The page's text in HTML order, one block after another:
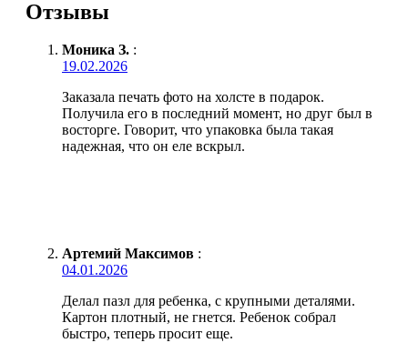
Отзывы
Моника З. :
19.02.2026
Заказала печать фото на холсте в подарок.
Получила его в последний момент, но друг был в
восторге. Говорит, что упаковка была такая
надежная, что он еле вскрыл.
Артемий Максимов :
04.01.2026
Делал пазл для ребенка, с крупными деталями.
Картон плотный, не гнется. Ребенок собрал
быстро, теперь просит еще.